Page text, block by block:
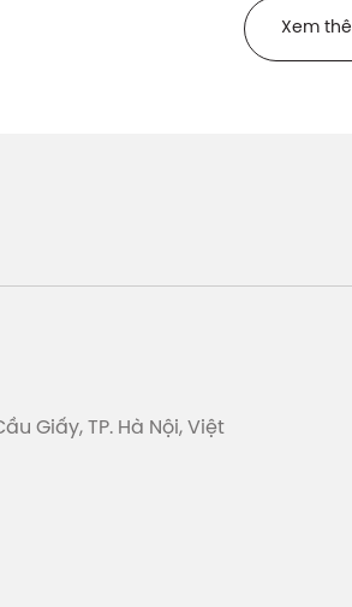
Xem
Giấy, TP. Hà Nội, Việt